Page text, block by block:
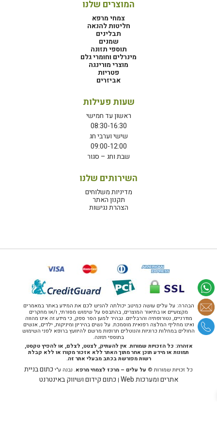
המוצרים שלנו
צמחי מרפא
חליטות להנאה
תבלינים
שמנים
תוספי תזונה
מינרלים וחומרי גלם
מוצרי מורינגה
פטריות
אביזרים
שעות פעילות
ראשון עד חמישי
08:30-16:30
שישי וערבי חג
09:00-12:00
שבת וחג – סגור
השירותים שלנו
מדיניות משלוחים
תקנון האתר
הצהרת נגישות
הבהרה: על עלים עושה כמיטב יכולתה להגיש לכם את המידע באתר במאמרים
מקצועיים או בתיאור המוצרים, בהתבסס על שימוש מסורתי, ו/או מחקרים
מודרניים, נטורופתיה והרבליזם. נבהיר למען הסר ספק, כי מידע זה אינו מהווה
ואינו מחליף המלצה רפואית מוסמכת. על נשים בהיריון ומיניקות, ילדים, אנשים
החולים במחלות כרוניות והנוטלים תרופות מרשם להיוועץ ברופא לפני השימוש
בתוספי תזונה.
אזהרה: כל הזכויות שמורות. אין להעתיק, לצטט, לצלם, או להפיץ טקסט,
תמונות או מידע תוכן אחר מתוך האתר ללא אזכור מקורו או ללא קבלת
רשות מפורשת בכתב מבעלי אתר זה.
כל זכויות שמורות © על עלים – מרכז לצמחי מרפא. נבנה ע"יכתום בניית
אתרים ומערכות Web
| כתום קידום ושיווק באינטרנט